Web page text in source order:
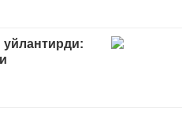
уйлантирди: